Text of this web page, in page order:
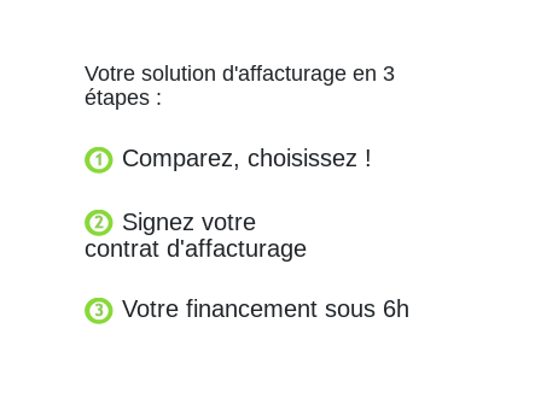
Votre solution d'affacturage en 3
étapes :
Comparez, choisissez !
Signez votre
contrat d'affacturage
Votre financement sous 6h